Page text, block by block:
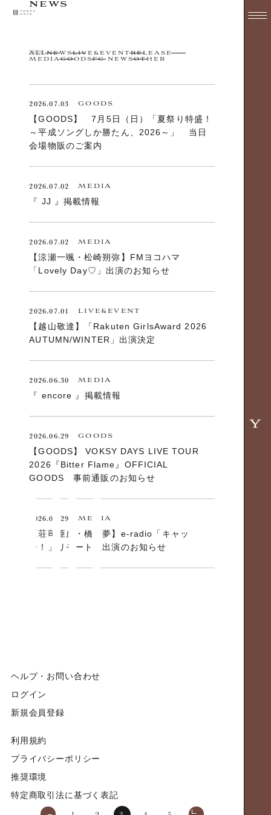
NEWS
ALLNEWSLIVE&EVENTRELEASE
MEDIAGOODSFC NEWSOTHER
2026.07.03 GOODS
【GOODS】 7月5日（日）「夏祭り特盛！
～平成ソングしか勝たん、2026～」 当日
会場物販のご案内
2026.07.02 MEDIA
『 JJ 』掲載情報
2026.07.02 MEDIA
【涼瀬一颯・松崎朔弥】FMヨコハマ
「Lovely Day♡」出演のお知らせ
2026.07.01 LIVE&EVENT
【越山敬達】「Rakuten GirlsAward 2026
AUTUMN/WINTER」出演決定
2026.06.30 MEDIA
『 encore 』掲載情報
2026.06.29 GOODS
【GOODS】 VOKSY DAYS LIVE TOUR
2026『Bitter Flame』OFFICIAL
GOODS 事前通販のお知らせ
2026.06.29 MEDIA
【荘司亜虎・橋新夢】e-radio「キャッ
チ！」リモート生出演のお知らせ
ヘルプ・お問い合わせ
ログイン
新規会員登録
利用規約
プライバシーポリシー
推奨環境
特定商取引法に基づく表記